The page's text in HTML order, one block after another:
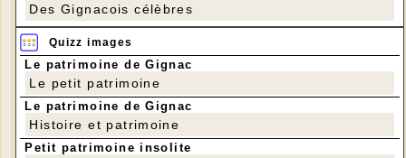
Des Gignacois célèbres
Quizz images
Le patrimoine de Gignac
Le petit patrimoine
Le patrimoine de Gignac
Histoire et patrimoine
Petit patrimoine insolite